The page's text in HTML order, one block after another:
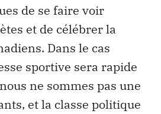
de se faire voir
et de célébrer la
Dans le cas
sportive sera rapide
ne sommes pas une
et la classe politique